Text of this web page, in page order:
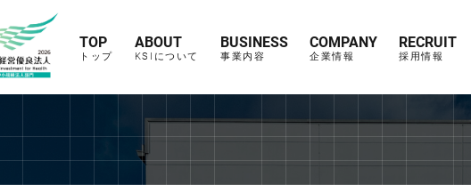
トップ
TOP
KSIについて
ABOUT
事業内容
BUSINESS
企業情報
COMPANY
採用情報
RECRUIT